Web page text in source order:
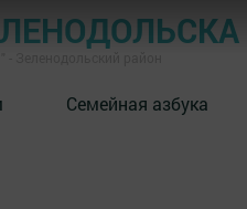
Семейная азбука